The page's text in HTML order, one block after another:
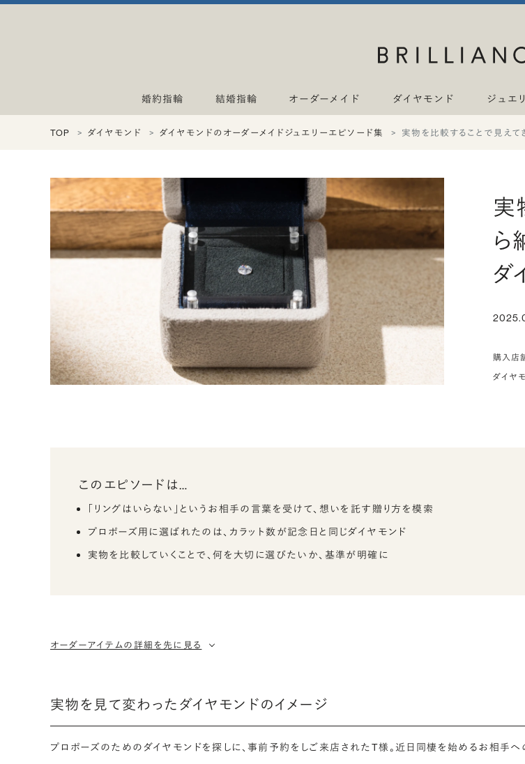
婚約指輪 結婚指輪 オーダーメイド ダイヤモンド ジュエ
TOP ダイヤモンド ダイヤモンドのオーダーメイドジュエリーエピソード集 実物を比較することで見えて
実
ら
ダ
購入店
ダイヤ
このエピソードは…
「リングはいらない」というお相手の言葉を受けて、想いを託す贈り方を模索
プロポーズ用に選ばれたのは、カラット数が記念日と同じダイヤモンド
実物を比較していくことで、何を大切に選びたいか、基準が明確に
オーダーアイテムの詳細を先に見る
実物を見て変わったダイヤモンドのイメージ
プロポーズのためのダイヤモンドを探しに、事前予約をしご来店されたT様。近日同棲を始めるお相手へ